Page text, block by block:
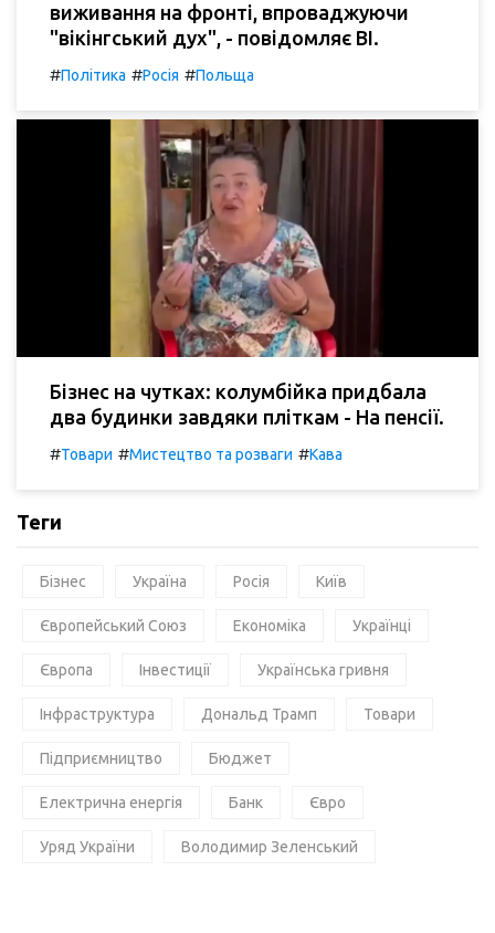
виживання на фронті, впроваджуючи
"вікінгський дух", - повідомляє BI.
#Політика #Росія #Польща
Бізнес на чутках: колумбійка придбала
два будинки завдяки пліткам - На пенсії.
#Товари #Мистецтво та розваги #Кава
Теги
Бізнес Україна Росія Київ
Європейський Союз Економіка Українці
Європа Інвестиції Українська гривня
Інфраструктура Дональд Трамп Товари
Підприємництво Бюджет
Електрична енергія Банк Євро
Уряд України Володимир Зеленський